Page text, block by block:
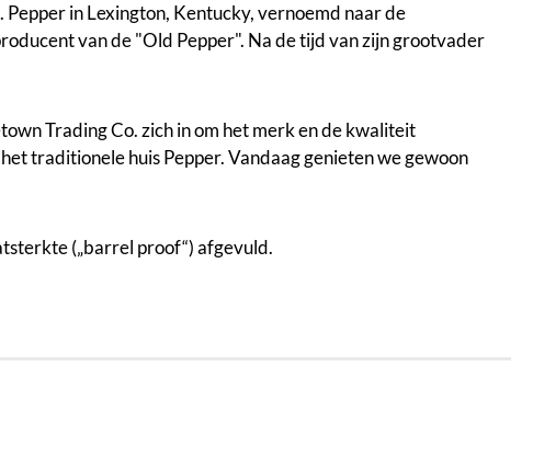
in Lexington, Kentucky, vernoemd naar de
van de "Old Pepper". Na de tijd van zijn grootvader
Trading Co. zich in om het merk en de kwaliteit
traditionele huis Pepper. Vandaag genieten we gewoon
(„barrel proof“) afgevuld.